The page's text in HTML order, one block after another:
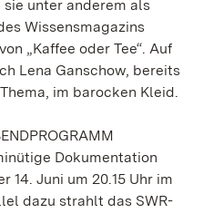
unter anderem als
Wissensmagazins
„Kaffee oder Tee“. Auf
Lena Ganschow, bereits
im barocken Kleid.
Dokumentation
14. Juni um 20.15 Uhr im
dazu strahlt das SWR-